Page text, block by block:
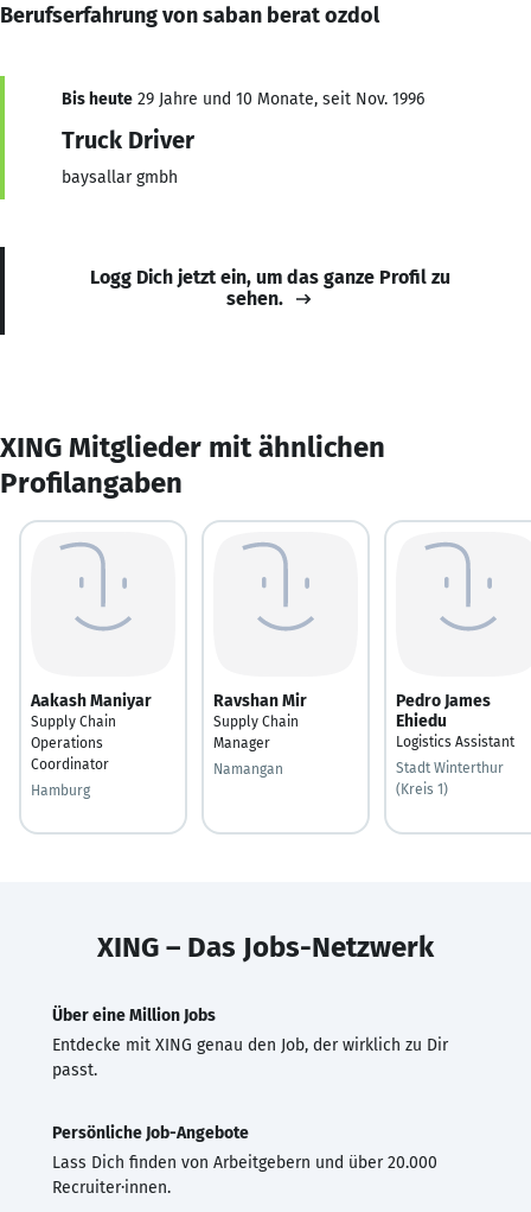
Berufserfahrung von saban berat ozdol
Bis heute 29 Jahre und 10 Monate, seit Nov. 1996
Truck Driver
baysallar gmbh
Logg Dich jetzt ein, um das ganze Profil zu
sehen.
XING Mitglieder mit ähnlichen
Profilangaben
Aakash Maniyar
Supply Chain
Operations
Coordinator
Hamburg
Ravshan Mir
Supply Chain
Manager
Namangan
Pedro James
Ehiedu
Logistics Assistant
Stadt Winterthur
(Kreis 1)
XING – Das Jobs-Netzwerk
Über eine Million Jobs
Entdecke mit XING genau den Job, der wirklich zu Dir
passt.
Persönliche Job-Angebote
Lass Dich finden von Arbeitgebern und über 20.000
Recruiter·innen.